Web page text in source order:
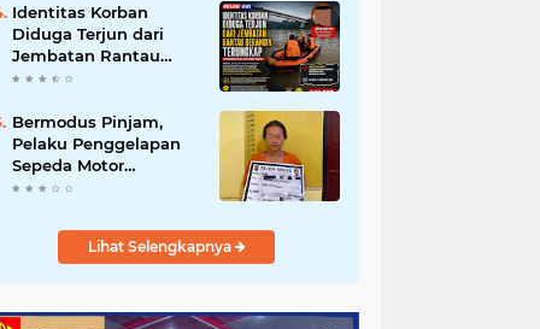
Publik dan Warung
Karaoke
Identitas Korban
Diduga Terjun dari
Jembatan Rantau
Berangin Terungkap,
Sisir Sungai Kampar
Bermodus Pinjam,
Pelaku Penggelapan
Sepeda Motor
Ditangkap Polsek
Lihat Selengkapnya